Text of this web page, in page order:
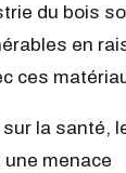
du bois
en
ces
la santé,
menace